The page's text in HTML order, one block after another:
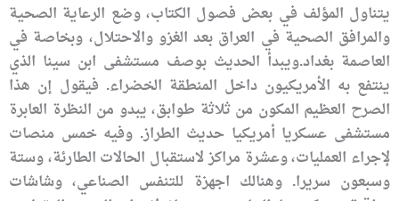
يتناول المؤلف في بعض فصول الكتاب، وضع الرعاية الصحية
والمرافق الصحية في العراق بعد الغزو والاحتلال، وبخاصة في
العاصمة بغداد.ويبدأ الحديث بوصف مستشفى ابن سينا الذي
ينتفع به الأمريكيون داخل المنطقة الخضراء. فيقول إن هذا
الصرح العظيم المكون من ثلاثة طوابق، يبدو من النظرة العابرة
مستشفى عسكريا أمريكيا حديث الطراز. وفيه خمس منصات
لإجراء العمليات، وعشرة مراكز لاستقبال الحالات الطارئة، وستة
وسبعون سريرا. وهنالك اجهزة للتنفس الصناعي، وشاشات